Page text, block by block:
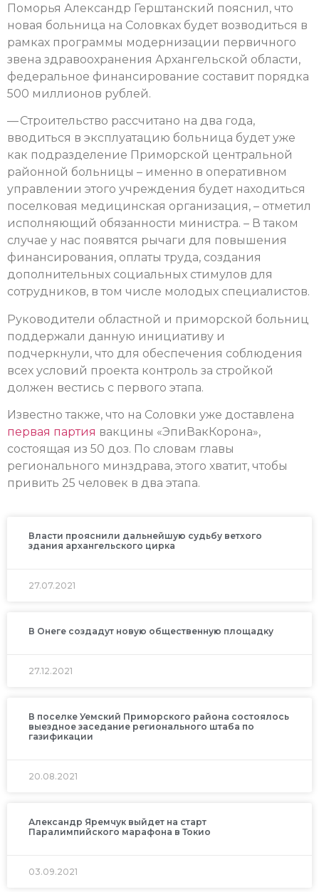
Поморья Александр Герштанский пояснил, что
новая больница на Соловках будет возводиться в
рамках программы модернизации первичного
звена здравоохранения Архангельской области,
федеральное финансирование составит порядка
500 миллионов рублей.
— Строительство рассчитано на два года,
вводиться в эксплуатацию больница будет уже
как подразделение Приморской центральной
районной больницы – именно в оперативном
управлении этого учреждения будет находиться
поселковая медицинская организация, – отметил
исполняющий обязанности министра. – В таком
случае у нас появятся рычаги для повышения
финансирования, оплаты труда, создания
дополнительных социальных стимулов для
сотрудников, в том числе молодых специалистов.
Руководители областной и приморской больниц
поддержали данную инициативу и
подчеркнули, что для обеспечения соблюдения
всех условий проекта контроль за стройкой
должен вестись с первого этапа.
Известно также, что на Соловки уже доставлена
первая партия вакцины «ЭпиВакКорона»,
состоящая из 50 доз. По словам главы
регионального минздрава, этого хватит, чтобы
привить 25 человек в два этапа.
Власти прояснили дальнейшую судьбу ветхого
здания архангельского цирка
27.07.2021
В Онеге создадут новую общественную площадку
27.12.2021
В поселке Уемский Приморского района состоялось
выездное заседание регионального штаба по
газификации
20.08.2021
Александр Яремчук выйдет на старт
Паралимпийского марафона в Токио
03.09.2021